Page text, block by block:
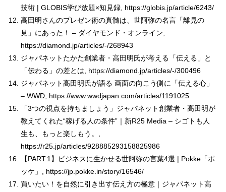
技術 | GLOBIS学び放題×知見録, https://globis.jp/article/6243/
高田明さんのプレゼン術の真髄は、世阿弥の名言「離見の
見」にあった！ – ダイヤモンド・オンライン,
https://diamond.jp/articles/-/268943
ジャパネットたかた創業者・高田明氏が考える「伝える」と
「伝わる」の差とは, https://diamond.jp/articles/-/300496
ジャパネット髙田明氏が語る 画面の向こう側に「伝える心」
– WWD, https://www.wwdjapan.com/articles/1191025
「3つの視点を持ちましょう」ジャパネット創業者・高田明が
教えてくれた“稼げる人の条件”｜新R25 Media – シゴトも人
生も、もっと楽しもう。,
https://r25.jp/articles/928885293158825986
【PART.1】ビジネスに生かせる世阿弥の言葉4選 | Pokke「ポ
ッケ」, https://jp.pokke.in/story/16546/
買いたい！を自然に引き出す伝え方の極意｜ジャパネット高